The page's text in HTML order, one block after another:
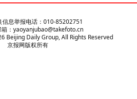
信息举报电话：010-85202751
箱：yaoyanjubao@takefoto.cn
Beijing Daily Group, All Rights Reserved
京报网版权所有